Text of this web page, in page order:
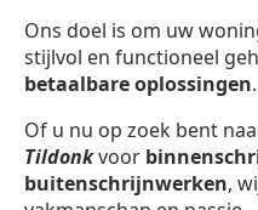
Ons doel is om uw
stijlvol en functioneel
betaalbare oplossingen.
Of u nu op zoek bent
Tildonkvoor
buitenschrijnwerken,